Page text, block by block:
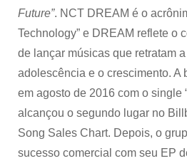
Future”. NCT DREAM é o
Technology” e DREAM reflete o
de lançar músicas que retratam
adolescência e o crescimento. A
em agosto de 2016 com o single
alcançou o segundo lugar no
Song Sales Chart. Depois, o
sucesso comercial com seu EP